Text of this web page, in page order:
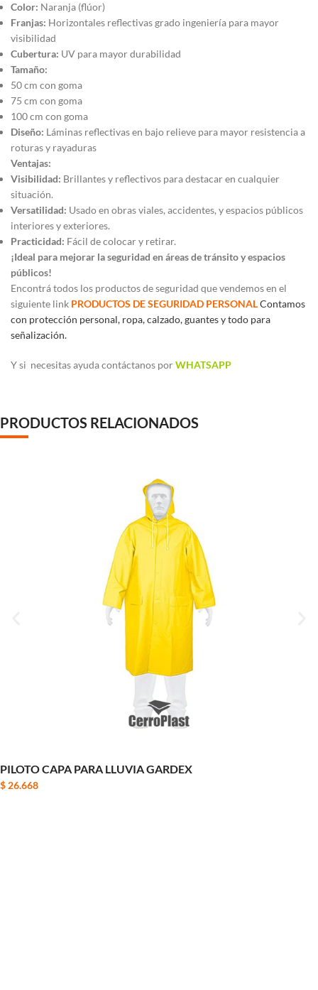
Color: Naranja (flúor)
Franjas: Horizontales reflectivas grado ingeniería para mayor
visibilidad
Cubertura: UV para mayor durabilidad
Tamaño:
50 cm con goma
75 cm con goma
100 cm con goma
Diseño: Láminas reflectivas en bajo relieve para mayor resistencia a
roturas y rayaduras
Ventajas:
Visibilidad: Brillantes y reflectivos para destacar en cualquier
situación.
Versatilidad: Usado en obras viales, accidentes, y espacios públicos
interiores y exteriores.
Practicidad: Fácil de colocar y retirar.
¡Ideal para mejorar la seguridad en áreas de tránsito y espacios
públicos!
Encontrá todos los productos de seguridad que vendemos en el
siguiente link PRODUCTOS DE SEGURIDAD PERSONALContamos
con protección personal, ropa, calzado, guantes y todo para
señalización.
Y si necesitas ayuda contáctanos porWHATSAPP
PRODUCTOS RELACIONADOS
PILOTO CAPA PARA LLUVIA GARDEX
$ 26.668